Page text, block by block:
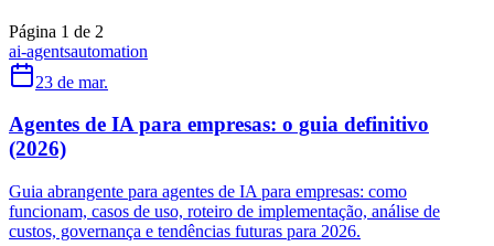
Página 1 de 2
ai-agentsautomation
23 de mar.
Agentes de IA para empresas: o guia definitivo
(2026)
Guia abrangente para agentes de IA para empresas: como
funcionam, casos de uso, roteiro de implementação, análise de
custos, governança e tendências futuras para 2026.